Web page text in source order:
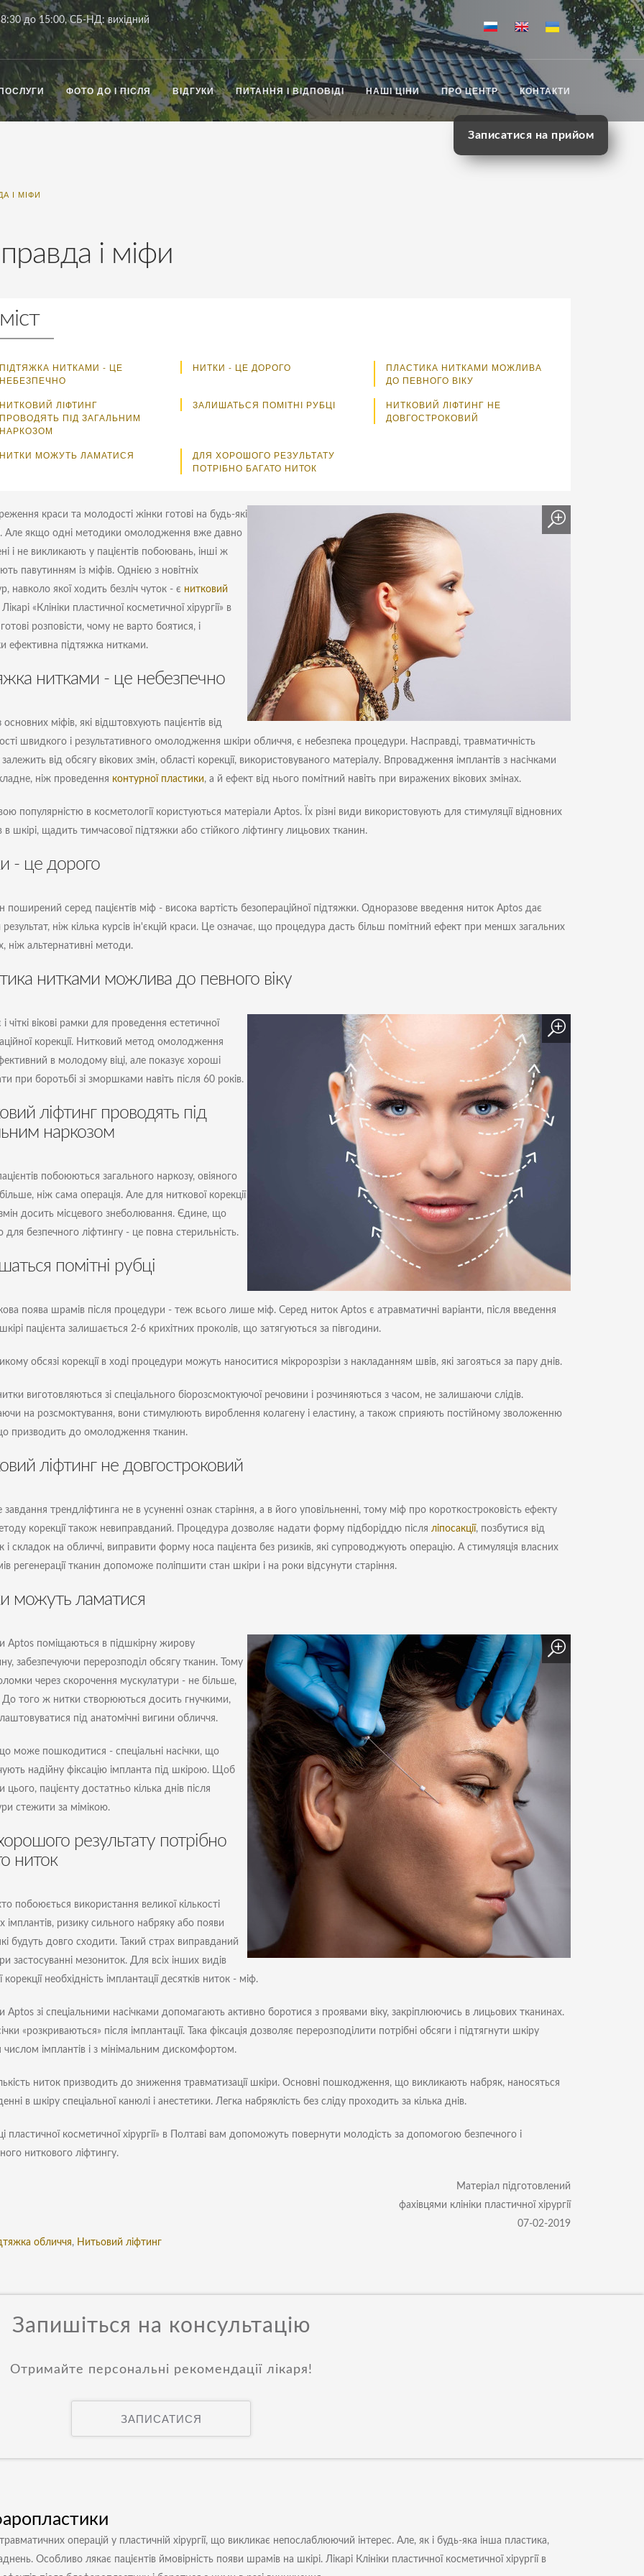
до 15:00, СБ-НД: вихідний
Записатися на прийом
ФОТО ДО І ПІСЛЯ ВІДГУКИ ПИТАННЯ І ВІДПОВІДІ НАШІ ЦІНИ ПРО ЦЕНТР КОНТАКТИ
І МІФИ
і міфи
ПІДТЯЖКА НИТКАМИ - ЦЕ
НЕБЕЗПЕЧНО
НИТКИ - ЦЕ ДОРОГО
ПЛАСТИКА НИТКАМИ МОЖЛИВА
ДО ПЕВНОГО ВІКУ
НИТКОВИЙ ЛІФТИНГ
ПРОВОДЯТЬ ПІД ЗАГАЛЬНИМ
НАРКОЗОМ
ЗАЛИШАТЬСЯ ПОМІТНІ РУБЦІ
НИТКОВИЙ ЛІФТИНГ НЕ
ДОВГОСТРОКОВИЙ
НИТКИ МОЖУТЬ ЛАМАТИСЯ
ДЛЯ ХОРОШОГО РЕЗУЛЬТАТУ
ПОТРІБНО БАГАТО НИТОК
краси та молодості жінки готові на будь-які
Але якщо одні методики омолодження вже давно
і не викликають у пацієнтів побоювань, інші ж
павутинням із міфів. Однією з новітніх
навколо якої ходить безліч чуток - є нитковий
Лікарі «Клініки пластичної косметичної хірургії» в
готові розповісти, чому не варто боятися, і
ефективна підтяжка нитками.
нитками - це небезпечно
міфів, які відштовхують пацієнтів від
швидкого і результативного омолодження шкіри обличчя, є небезпека процедури. Насправді, травматичність
залежить від обсягу вікових змін, області корекції, використовуваного матеріалу. Впровадження імплантів з насічками
ніж проведення контурної пластики, а й ефект від нього помітний навіть при виражених вікових змінах.
популярністю в косметології користуються матеріали Aptos. Їх різні види використовують для стимуляції відновних
в шкірі, щадить тимчасової підтяжки або стійкого ліфтингу лицьових тканин.
- це дорого
серед пацієнтів міф - висока вартість безопераційної підтяжки. Одноразове введення ниток Aptos дає
ніж кілька курсів ін'єкцій краси. Це означає, що процедура дасть більш помітний ефект при меншх загальних
ніж альтернативні методи.
нитками можлива до певного віку
чіткі вікові рамки для проведення естетичної
корекції. Нитковий метод омолодження
в молодому віці, але показує хороші
при боротьбі зі зморшками навіть після 60 років.
ліфтинг проводять під
наркозом
побоюються загального наркозу, овіяного
ніж сама операція. Але для ниткової корекції
змін досить місцевого знеболювання. Єдине, що
для безпечного ліфтингу - це повна стерильність.
помітні рубці
поява шрамів після процедури - теж всього лише міф. Серед ниток Aptos є атравматичні варіанти, після введення
пацієнта залишається 2-6 крихітних проколів, що затягуються за півгодини.
обсязі корекції в ході процедури можуть наноситися мікророзрізи з накладанням швів, які загояться за пару днів.
виготовляються зі спеціального біорозсмоктуючої речовини і розчиняються з часом, не залишаючи слідів.
на розсмоктування, вони стимулюють вироблення колагену і еластину, а також сприяють постійному зволоженню
призводить до омолодження тканин.
ліфтинг не довгостроковий
трендліфтинга не в усуненні ознак старіння, а в його уповільненні, тому міф про короткостроковість ефекту
корекції також невиправданий. Процедура дозволяє надати форму підборіддю після ліпосакції, позбутися від
складок на обличчі, виправити форму носа пацієнта без ризиків, які супроводжують операцію. А стимуляція власних
регенерації тканин допоможе поліпшити стан шкіри і на роки відсунути старіння.
можуть ламатися
Aptos поміщаються в підшкірну жирову
забезпечуючи перерозподіл обсягу тканин. Тому
через скорочення мускулатури - не більше,
До того ж нитки створюються досить гнучкими,
під анатомічні вигини обличчя.
може пошкодитися - спеціальні насічки, що
надійну фіксацію імпланта під шкірою. Щоб
цього, пацієнту достатньо кілька днів після
стежити за мімікою.
результату потрібно
ниток
побоюється використання великої кількості
імплантів, ризику сильного набряку або появи
будуть довго сходити. Такий страх виправданий
застосуванні мезониток. Для всіх інших видів
корекції необхідність імплантації десятків ниток - міф.
Aptos зі спеціальними насічками допомагають активно боротися з проявами віку, закріплюючись в лицьових тканинах.
«розкриваються» після імплантації. Така фіксація дозволяє перерозподілити потрібні обсяги і підтягнути шкіру
імплантів і з мінімальним дискомфортом.
ниток призводить до зниження травматизації шкіри. Основні пошкодження, що викликають набряк, наносяться
в шкіру спеціальної канюлі і анестетики. Легка набряклість без сліду проходить за кілька днів.
пластичної косметичної хірургії» в Полтаві вам допоможуть повернути молодість за допомогою безпечного і
ниткового ліфтингу.
Матеріал підготовлений
фахівцями клініки пластичної хірургії
07-02-2019
обличчя, Нитьовий ліфтинг
Запишіться на консультацію
Отримайте персональні рекомендації лікаря!
ЗАПИСАТИСЯ
операцій у пластичній хірургії, що викликає непослаблюючий інтерес. Але, як і будь-яка інша пластика,
Особливо лякає пацієнтів ймовірність появи шрамів на шкірі. Лікарі Клініки пластичної косметичної хірургії в